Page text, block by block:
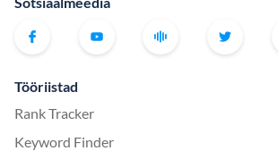
Tööriistad
Rank Tracker
Keyword Finder